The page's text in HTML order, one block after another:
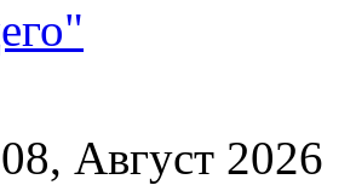
Август 2026